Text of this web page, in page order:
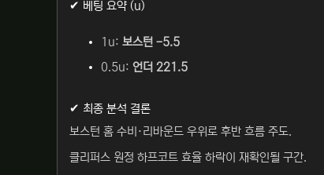
✔ 베팅 요약 (u)
1u: 보스턴 -5.5
0.5u: 언더 221.5
✔ 최종 분석 결론
보스턴 홈 수비·리바운드 우위로 후반 흐름 주도.
클리퍼스 원정 하프코트 효율 하락이 재확인될 구간.